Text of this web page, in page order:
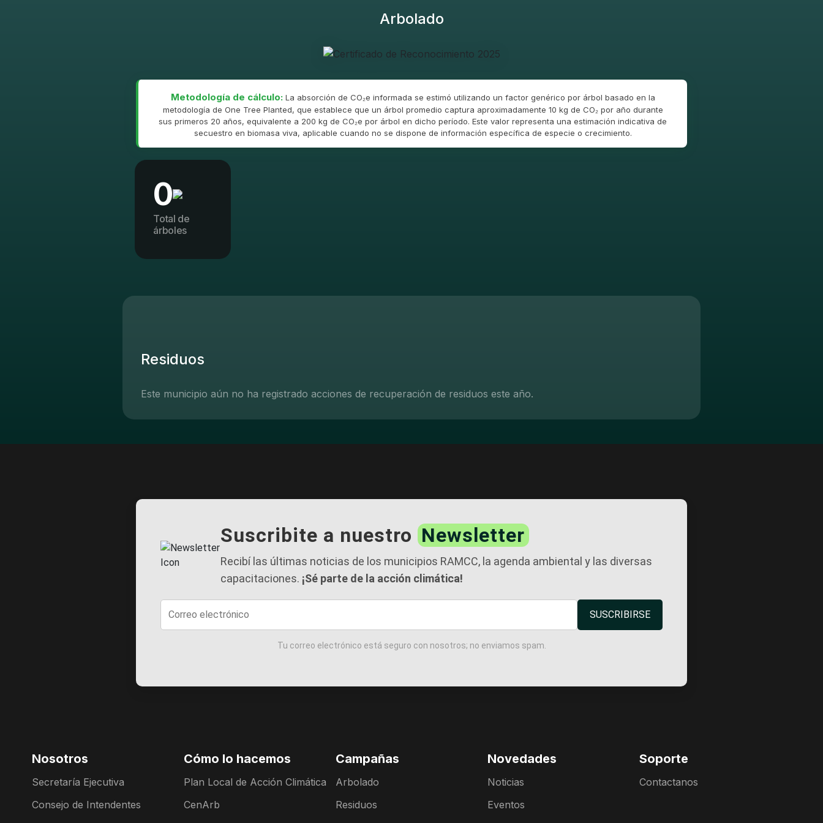
Arbolado
Metodología de cálculo:La absorción de CO₂e informada se estimó utilizando un factor genérico por árbol basado en la
metodología de One Tree Planted, que establece que un árbol promedio captura aproximadamente 10 kg de CO₂ por año durante
sus primeros 20 años, equivalente a 200 kg de CO₂e por árbol en dicho período. Este valor representa una estimación indicativa de
secuestro en biomasa viva, aplicable cuando no se dispone de información específica de especie o crecimiento.
0
Total de
árboles
Residuos
Este municipio aún no ha registrado acciones de recuperación de residuos este año.
Suscribite a nuestro Newsletter
Recibí las últimas noticias de los municipios RAMCC, la agenda ambiental y las diversas
capacitaciones. ¡Sé parte de la acción climática!
SUSCRIBIRSE
Tu correo electrónico está seguro con nosotros; no enviamos spam.
Nosotros
Secretaría Ejecutiva
Consejo de Intendentes
Cómo lo hacemos
Plan Local de Acción Climática
CenArb
Campañas
Arbolado
Residuos
Novedades
Noticias
Eventos
Soporte
Contactanos